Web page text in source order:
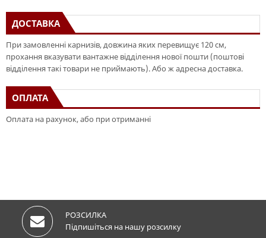
ДОСТАВКА
При замовленні карнизів, довжина яких перевищує 120 см,
прохання вказувати вантажне відділення нової пошти (поштові
відділення такі товари не приймають). Або ж адресна доставка.
ОПЛАТА
Оплата на рахунок, або при отриманні
РОЗСИЛКА
Підпишіться на нашу розсилку